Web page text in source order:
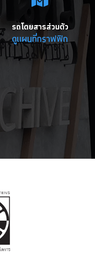
รถโดยสารส่วนตัว
ดูแผนที่กราฟฟิก